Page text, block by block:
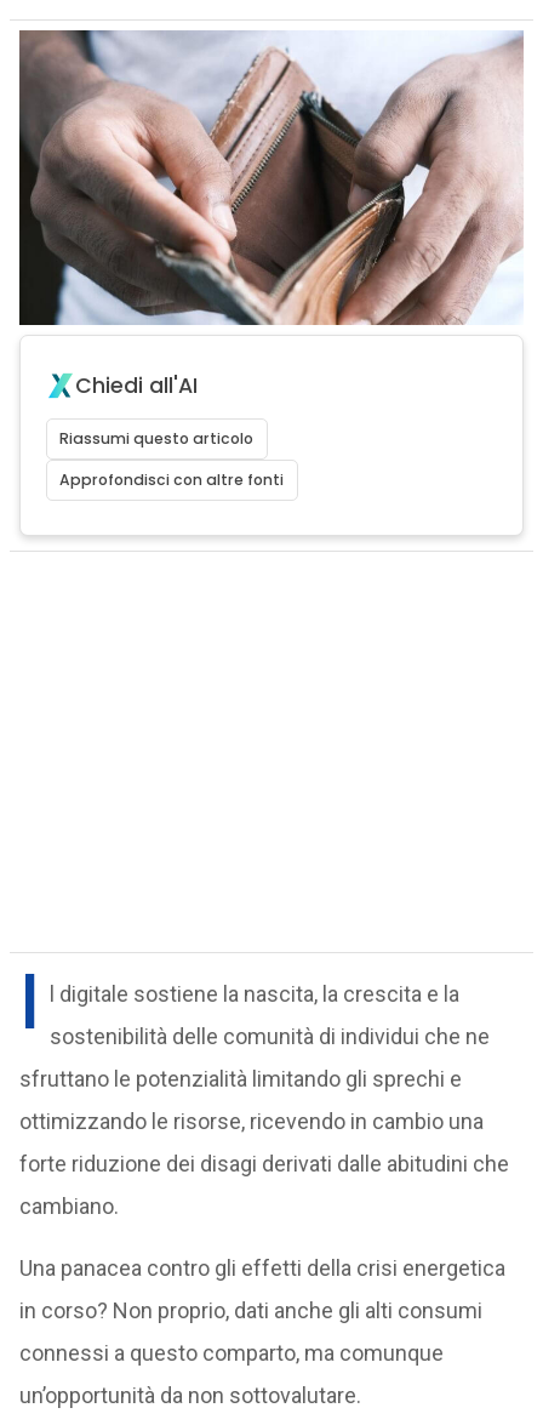
Chiedi all'AI
Riassumi questo articolo
Approfondisci con altre fonti
I
l digitale sostiene la nascita, la crescita e la
sostenibilità delle comunità di individui che ne
sfruttano le potenzialità limitando gli sprechi e
ottimizzando le risorse, ricevendo in cambio una
forte riduzione dei disagi derivati dalle abitudini che
cambiano.
Una panacea contro gli effetti della crisi energetica
in corso? Non proprio, dati anche gli alti consumi
connessi a questo comparto, ma comunque
un’opportunità da non sottovalutare.